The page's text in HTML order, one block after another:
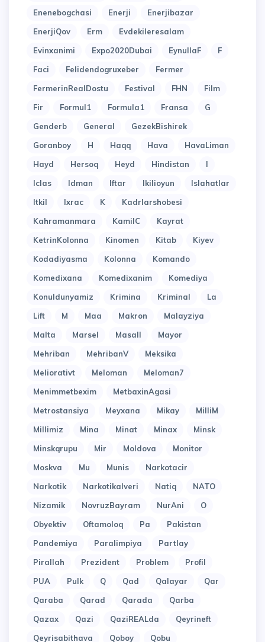
Enenebogchasi
Enerji
Enerjibazar
EnerjiQov
Erm
Evdekileresalam
Evinxanimi
Expo2020Dubai EynullaF
F
Faci
Felidendogruxeber
Fermer
FermerinRealDostu
Festival FHN
Film
Fir
Formul1 Formula1 Fransa
G
Genderb
General
GezekBishirek
Goranboy
H Haqq Hava
HavaLiman
Hayd
Hersoq Heyd Hindistan
I
Iclas
Idman Iftar Ikilioyun
Islahatlar
Itkil
Ixrac K
Kadrlarshobesi
Kahramanmara
KamilC
Kayrat
KetrinKolonna
Kinomen Kitab
Kiyev
Kodadiyasma
Kolonna
Komando
Komedixana
Komedixanim
Komediya
Konuldunyamiz
Krimina Kriminal
La
Lift
M Maa Makron
Malayziya
Malta
Marsel Masall
Mayor
Mehriban
MehribanV
Meksika
Meliorativt
Meloman
Meloman7
Menimmetbexim
MetbaxinAgasi
Metrostansiya
Meyxana Mikay
MilliM
Millimiz
Mina Minat Minax
Minsk
Minskqrupu
Mir Moldova
Monitor
Moskva
Mu Munis
Narkotacir
Narkotik
Narkotikalveri Natiq
NATO
Nizamik
NovruzBayram NurAni
O
Obyektiv
Oftamoloq Pa
Pakistan
Pandemiya
Paralimpiya
Partlay
Pirallah
Prezident Problem
Profil
PUA
Pulk Q Qad Qalayar
Qar
Qaraba
Qarad Qarada
Qarba
Qazax
Qazi QaziREALda
Qeyrineft
Qeyrisabithava
Qoboy Qobu